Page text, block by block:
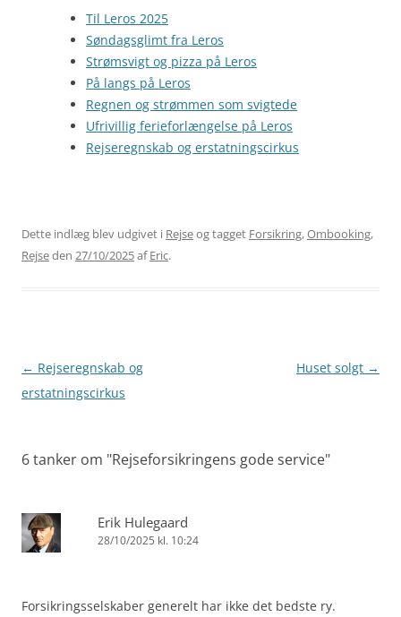
Til Leros 2025
Søndagsglimt fra Leros
Strømsvigt og pizza på Leros
På langs på Leros
Regnen og strømmen som svigtede
Ufrivillig ferieforlængelse på Leros
Rejseregnskab og erstatningscirkus
Dette indlæg blev udgivet i Rejseog tagget Forsikring,Ombooking,
Rejseden 27/10/2025afEric.
Indlægsnavigation
← Rejseregnskab og
erstatningscirkus
Huset solgt →
6 tanker om "Rejseforsikringens gode service"
Erik Hulegaard
28/10/2025 kl. 10:24
Forsikringsselskaber generelt har ikke det bedste ry.